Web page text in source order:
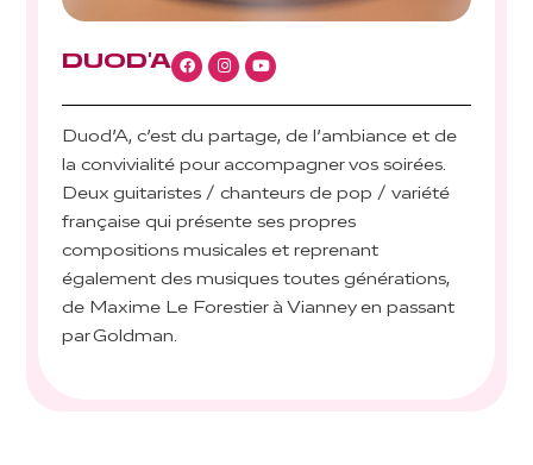
DUOD'A
Duod’A, c’est du partage, de l’ambiance et de
la convivialité pour accompagner vos soirées.
Deux guitaristes / chanteurs de pop / variété
française qui présente ses propres
compositions musicales et reprenant
également des musiques toutes générations,
de Maxime Le Forestier à Vianney en passant
par Goldman.